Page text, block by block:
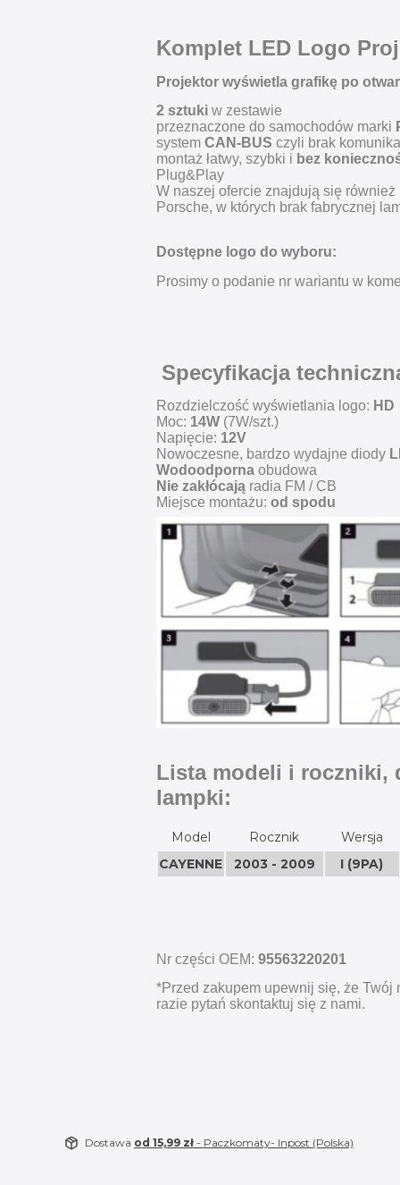
Komplet LED Logo
Projektor wyświetla grafikę po
2 sztukiw zestawie
przeznaczone do samochodów marki
system CAN-BUS czyli brak
montaż łatwy, szybki i bez
Plug&Play
W naszej ofercie znajdują się
Porsche, w których brak fabrycznej
Dostępne logo do wyboru:
Prosimy o podanie nr wariantu w
Specyfikacja
Rozdzielczość wyświetlania logo: HD
Moc: 14W(7W/szt.)
Napięcie: 12V
Nowoczesne, bardzo wydajne diody
Wodoodporna obudowa
Nie zakłócająradia FM / CB
Miejsce montażu: od spodu
Lista modeli i roczniki,
lampki:
Model Rocznik
Wersja
CAYENNE
2003 - 2009 I (9PA)
Nr części OEM: 95563220201
*Przed zakupem upewnij się, że
razie pytań skontaktuj się z nami.
Dostawa od 15,99 zł - Paczkomaty- Inpost (Polska)